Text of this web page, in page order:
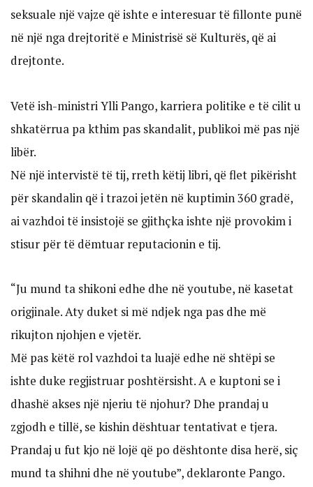
seksuale një vajze që ishte e interesuar të fillonte punë
në një nga drejtoritë e Ministrisë së Kulturës, që ai
drejtonte.
Vetë ish-ministri Ylli Pango, karriera politike e të cilit u
shkatërrua pa kthim pas skandalit, publikoi më pas një
libër.
Në një intervistë të tij, rreth këtij libri, që flet pikërisht
për skandalin që i trazoi jetën në kuptimin 360 gradë,
ai vazhdoi të insistojë se gjithçka ishte një provokim i
stisur për të dëmtuar reputacionin e tij.
“Ju mund ta shikoni edhe dhe në youtube, në kasetat
origjinale. Aty duket si më ndjek nga pas dhe më
rikujton njohjen e vjetër.
Më pas këtë rol vazhdoi ta luajë edhe në shtëpi se
ishte duke regjistruar poshtërsisht. A e kuptoni se i
dhashë akses një njeriu të njohur? Dhe prandaj u
zgjodh e tillë, se kishin dështuar tentativat e tjera.
Prandaj u fut kjo në lojë që po dështonte disa herë, siç
mund ta shihni dhe në youtube”, deklaronte Pango.